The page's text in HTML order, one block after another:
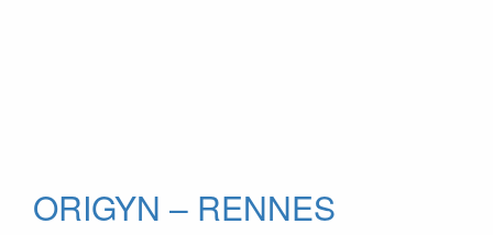
ORIGYN – RENNES